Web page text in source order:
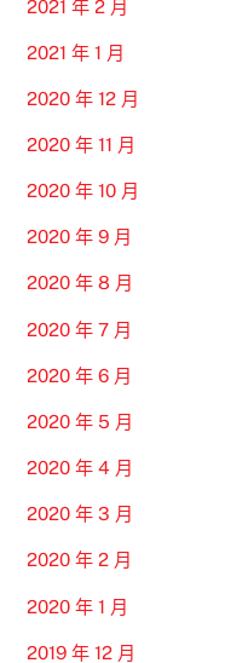
2021 年 2 月
2021 年 1 月
2020 年 12 月
2020 年 11 月
2020 年 10 月
2020 年 9 月
2020 年 8 月
2020 年 7 月
2020 年 6 月
2020 年 5 月
2020 年 4 月
2020 年 3 月
2020 年 2 月
2020 年 1 月
2019 年 12 月